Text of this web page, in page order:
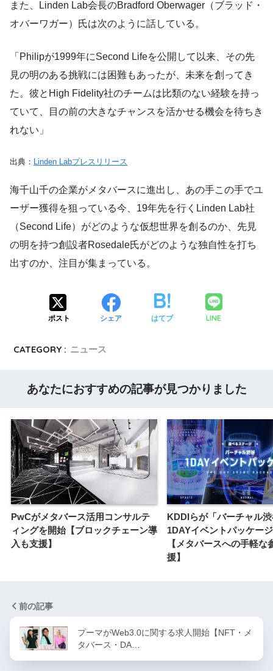
また、Linden Lab会長のBradford Oberwager（ブラッド・
オバーワガー）氏は次のように話している。
「Philipが1999年にSecond Lifeを公開して以来、その先
見の明のある挑戦には困難もあったが、未来を創ってき
た。彼とHigh Fidelity社のチームは比類のない経験を持っ
ていて、目の前の大きなチャンスを活かせる機会を待ちき
れない」
出典： Linden Labプレスリリース
海千山千の企業がメタバースに進出し、あの手この手でユ
ーザー獲得を狙っている今、19年先を行くLinden Lab社
（Second Life）がどのような仮想世界を創るのか、先見
の明を持つ創設者Rosedale氏がどのような独自性を打ち
出すのか、注目が集まっている。
ポスト シェア はてブ LINE
CATEGORY : ニュース
あなたにおすすめの記事が見つかりました
PwCがメタバース活用コンサルテ
ィングを開始【ブロックチェーン導
入も支援】
KDDIらが「バーチャル
1DAYイベントパッケー
【メタバースへの手軽な
援】
前の記事
プーマがWeb3.0に関する求人開始【NFT・メ
タバース・DA…